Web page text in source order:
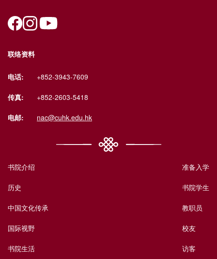
联络资料
电话: +852-3943-7609
传真: +852-2603-5418
电邮: nac@cuhk.edu.hk
书院介绍
历史
中国文化传承
国际视野
书院生活
准备入学
书院学生
教职员
校友
访客